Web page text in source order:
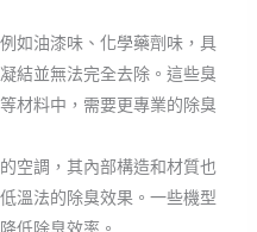
如油漆味、化學藥劑味，具
結並無法完全去除。這些臭
材料中，需要更專業的除臭
空調，其內部構造和材質也
溫法的除臭效果。一些機型